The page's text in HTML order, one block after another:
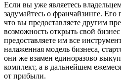
Если вы уже являетесь
задумайтесь о франчайзинге.
что вы предоставляете другим
возможность открыть свой
предоставляете им все
налаженная модель бизнеса,
они же взамен единоразово
комплект, а в дальнейшем
от прибыли.